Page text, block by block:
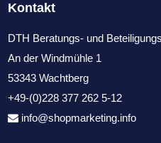
Kontakt
DTH Beratungs- und
An der Windmühle 1
53343 Wachtberg
+49-(0)228 377 262 5-12
info@shopmarketing.info